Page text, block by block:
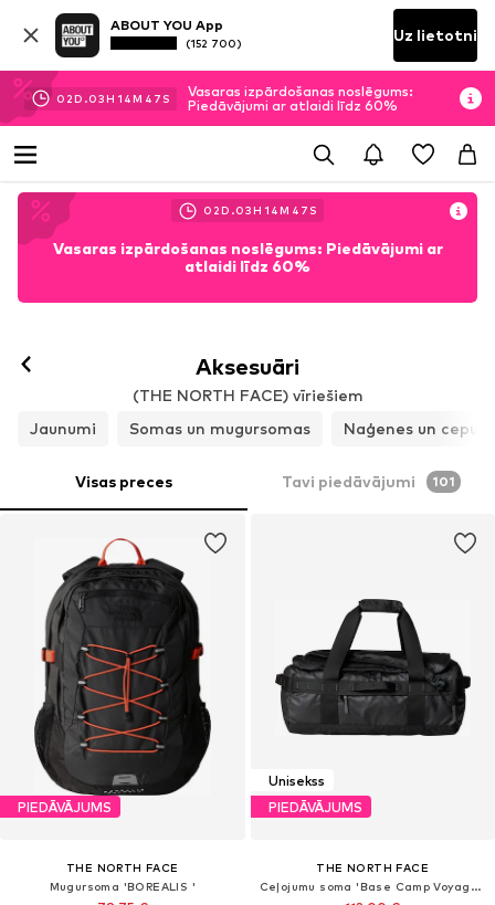
ABOUT YOU App
(152 700) Uz lietotni
02D.03H 14M 45 S
Vasaras izpārdošanas noslēgums:
Piedāvājumi ar atlaidi līdz 60%
02D.03H 14M 45 S
Vasaras izpārdošanas noslēgums: Piedāvājumi ar
atlaidi līdz 60%
Aksesuāri
(THE NORTH FACE) vīriešiem
Jaunumi
Somas un mugursomas Naģenes un
Visas preces Tavi piedāvājumi 101
PIEDĀVĀJUMS
THE NORTH FACE
Mugursoma 'BOREALIS '
Unisekss
PIEDĀVĀJUMS
THE NORTH FACE
Ceļojumu soma 'Base Camp Voyager'